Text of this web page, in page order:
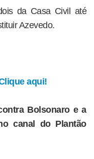
da Casa Civil até
Azevedo.
aqui!
Bolsonaro e a
canal do Plantão